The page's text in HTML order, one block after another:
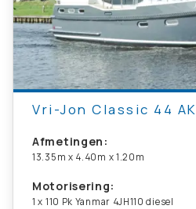
Vri-Jon Classic 44 AK
Afmetingen:
13.35m x 4.40m x 1.20m
Motorisering:
1 x 110 Pk Yanmar 4JH110 diesel